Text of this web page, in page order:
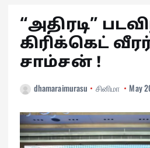
“அதிரடி”
கிரிக்கெட்
சாம்சன் !
dhamaraimurasu சினிமா May